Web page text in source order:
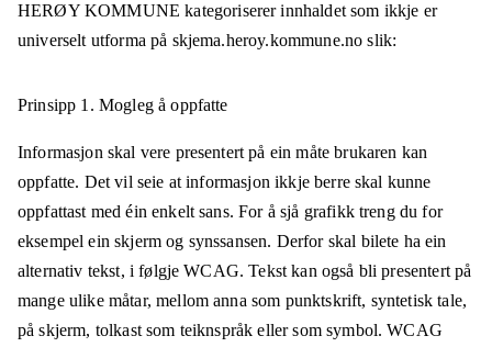
HERØY KOMMUNE kategoriserer innhaldet som ikkje er
universelt utforma på skjema.heroy.kommune.no slik:
Prinsipp 1. Mogleg å oppfatte
Informasjon skal vere presentert på ein måte brukaren kan
oppfatte. Det vil seie at informasjon ikkje berre skal kunne
oppfattast med éin enkelt sans. For å sjå grafikk treng du for
eksempel ein skjerm og synssansen. Derfor skal bilete ha ein
alternativ tekst, i følgje WCAG. Tekst kan også bli presentert på
mange ulike måtar, mellom anna som punktskrift, syntetisk tale,
på skjerm, tolkast som teiknspråk eller som symbol. WCAG